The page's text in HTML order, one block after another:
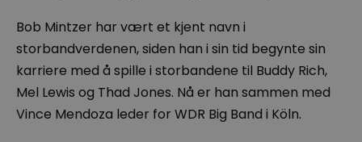
Bob Mintzer har vært et kjent navn i
storbandverdenen, siden han i sin tid begynte sin
karriere med å spille i storbandene til Buddy Rich,
Mel Lewis og Thad Jones. Nå er han sammen med
Vince Mendoza leder for WDR Big Band i Köln.